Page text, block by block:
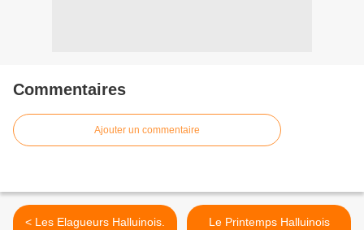
Commentaires
Ajouter un commentaire
< Les Elagueurs Halluinois.
Le Printemps Halluinois